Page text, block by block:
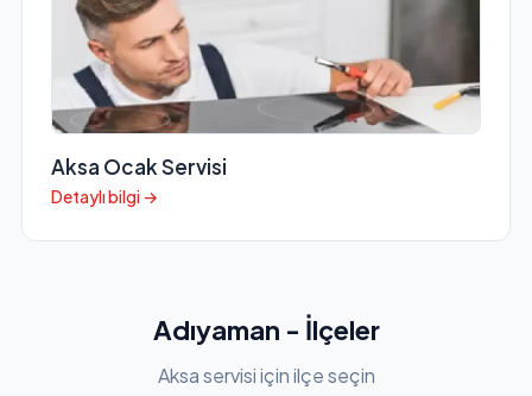
Aksa Ocak Servisi
Detaylı bilgi →
Adıyaman - İlçeler
Aksa servisi için ilçe seçin